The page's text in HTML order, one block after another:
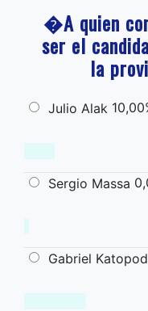
�A quien
ser el
la
Julio Alak
Sergio Massa
Gabriel